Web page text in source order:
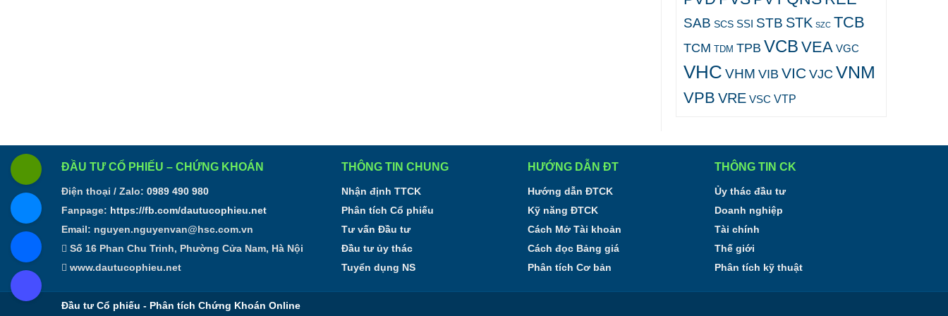
SAB SCS SSI STB STK SZC TCB
TCM TDM TPB VCB VEA VGC
VHC VHM VIB VICVJC VNM
VPB VRE VSC VTP
ĐẦU TƯ CỔ PHIẾU – CHỨNG KHOÁN
Điện thoại / Zalo: 0989 490 980
Fanpage: https://fb.com/dautucophieu.net
Email: nguyen.nguyenvan@hsc.com.vn
Số 16 Phan Chu Trinh, Phường Cửa Nam, Hà Nội
www.dautucophieu.net
THÔNG TIN CHUNG
Nhận định TTCK
Phân tích Cổ phiếu
Tư vấn Đầu tư
Đầu tư ủy thác
Tuyển dụng NS
HƯỚNG DẪN ĐT
Hướng dẫn ĐTCK
Kỹ năng ĐTCK
Cách Mở Tài khoản
Cách đọc Bảng giá
Phân tích Cơ bản
THÔNG TIN CK
Ủy thác đầu tư
Doanh nghiệp
Tài chính
Thế giới
Phân tích kỹ thuật
Đầu tư Cổ phiếu - Phân tích Chứng Khoán Online